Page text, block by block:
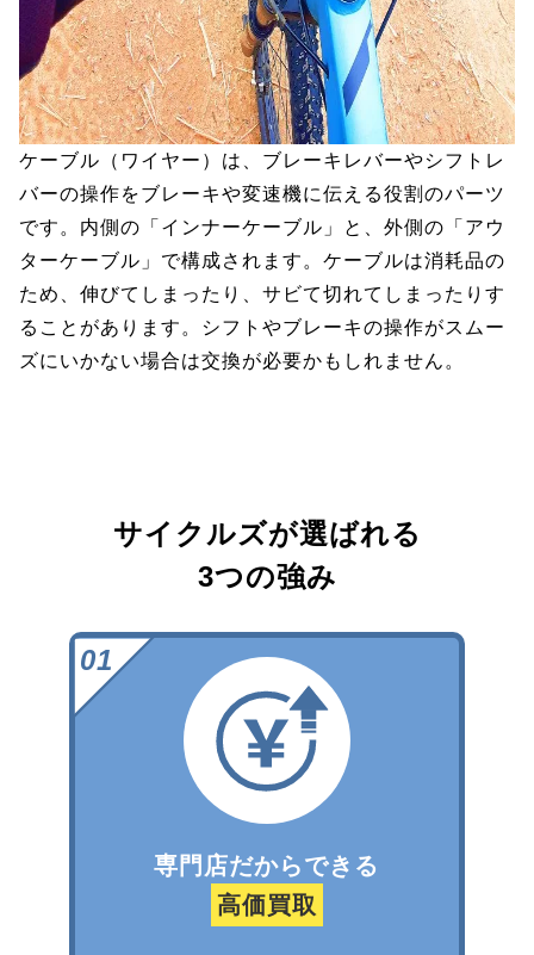
ケーブル（ワイヤー）は、ブレーキレバーやシフトレ
バーの操作をブレーキや変速機に伝える役割のパーツ
です。内側の「インナーケーブル」と、外側の「アウ
ターケーブル」で構成されます。ケーブルは消耗品の
ため、伸びてしまったり、サビて切れてしまったりす
ることがあります。シフトやブレーキの操作がスムー
ズにいかない場合は交換が必要かもしれません。
サイクルズが選ばれる
3つの強み
専門店だからできる
高価買取